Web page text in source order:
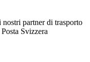
nostri partner di trasporto
Svizzera